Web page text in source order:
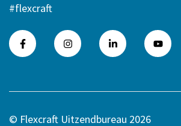
#flexcraft
© Flexcraft Uitzendbureau 2026